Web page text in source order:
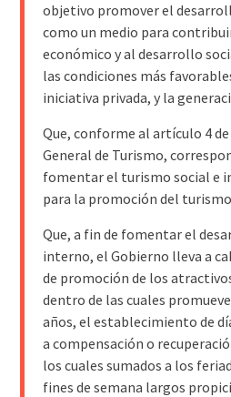
objetivo promover el
como un medio para
económico y al desarrollo
las condiciones más
iniciativa privada, y la
Que, conforme al artículo 4 de
General de Turismo,
fomentar el turismo social e
para la promoción del
Que, a fin de fomentar el
interno, el Gobierno lleva a
de promoción de los
dentro de las cuales
años, el establecimiento de
a compensación o
los cuales sumados a los
fines de semana largos